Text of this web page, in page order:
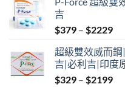
吉
$379 – $2229
超級雙效威而鋼
吉|必利吉|印度
$329 – $2199